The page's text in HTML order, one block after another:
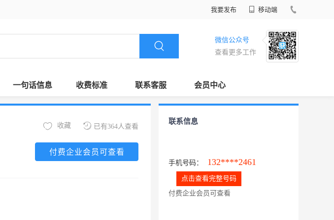
我要发布 移动端
微信公众号
查看更多工作
一句话信息 收费标准 联系客服 会员中心
已有364人查看
收藏
付费企业会员可查看
联系信息
手机号码： 132****2461
点击查看完整号码
付费企业会员可查看